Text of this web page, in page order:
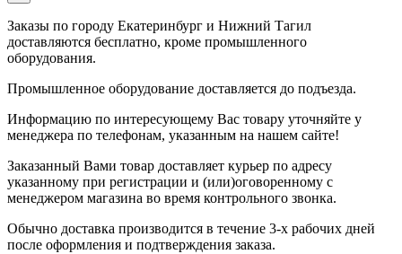
Заказы по городу Екатеринбург и Нижний Тагил
доставляются бесплатно, кроме промышленного
оборудования.
Промышленное оборудование доставляется до подъезда.
Информацию по интересующему Вас товару уточняйте у
менеджера по телефонам, указанным на нашем сайте!
Заказанный Вами товар доставляет курьер по адресу
указанному при регистрации и (или)оговоренному с
менеджером магазина во время контрольного звонка.
Обычно доставка производится в течение 3-х рабочих дней
после оформления и подтверждения заказа.